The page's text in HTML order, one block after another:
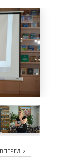
ВПЕРЕД